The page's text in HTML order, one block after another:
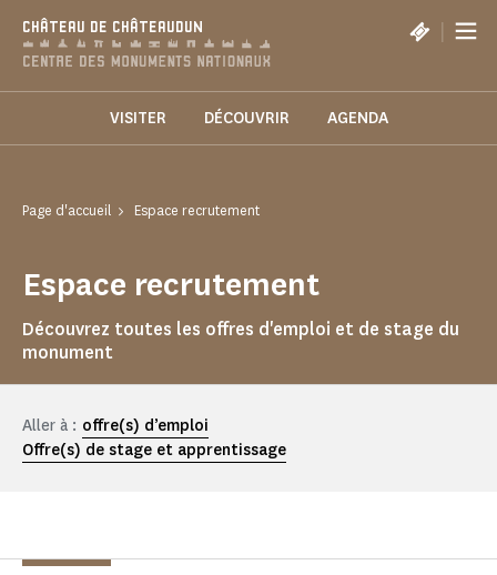
CHÂTEAU DE CHÂTEAUDUN |
VISITER DÉCOUVRIR AGENDA
Page d'accueil Espace recrutement
Espace recrutement
Découvrez toutes les offres d'emploi et de stage du
monument
Aller à : offre(s) d’emploi
Offre(s) de stage et apprentissage